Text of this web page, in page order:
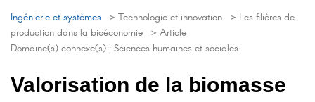
Ingénierie et systèmes > Technologie et innovation > Les filières de
production dans la bioéconomie > Article
Domaine(s) connexe(s) : Sciences humaines et sociales
Valorisation de la biomasse